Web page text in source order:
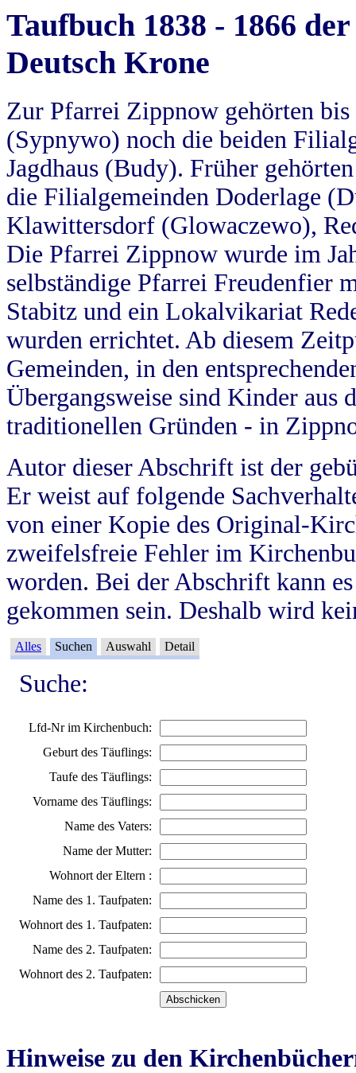
Taufbuch 1838 - 1866
Deutsch Krone
Zur Pfarrei Zippnow gehörten
(Sypnywo) noch die beiden
Jagdhaus (Budy). Früher
die Filialgemeinden Doderlage
Klawittersdorf (Glowaczewo),
Die Pfarrei Zippnow wurde im
selbständige Pfarrei Freudenfier
Stabitz und ein Lokalvikariat
wurden errichtet. Ab diesem
Gemeinden, in den
Übergangsweise sind Kinder aus
traditionellen Gründen - in
Autor dieser Abschrift ist der
Er weist auf folgende
von einer Kopie des Original-
zweifelsfreie Fehler im
worden. Bei der Abschrift kann
gekommen sein. Deshalb wird
Alles Suchen Auswahl Detail
Suche:
Lfd-Nr im Kirchenbuch:
Geburt des Täuflings:
Taufe des Täuflings:
Vorname des Täuflings:
Name des Vaters:
Name der Mutter:
Wohnort der Eltern :
Name des 1. Taufpaten:
Wohnort des 1. Taufpaten:
Name des 2. Taufpaten:
Wohnort des 2. Taufpaten:
Hinweise zu den